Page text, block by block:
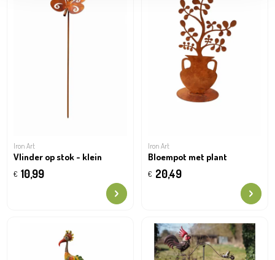
Iron Art
Vlinder op stok - klein
€ 10,99
Iron Art
Bloempot met plant
€ 20,49